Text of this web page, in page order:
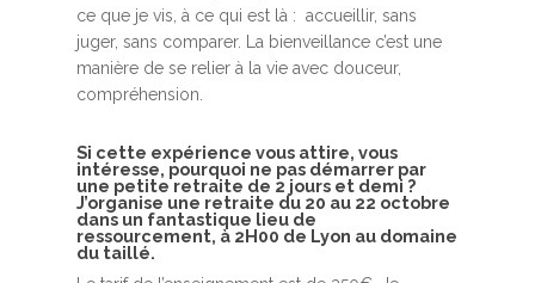
ce que je vis, à ce qui est là : accueillir, sans
juger, sans comparer. La bienveillance c’est une
manière de se relier à la vie avec douceur,
compréhension.
Si cette expérience vous attire, vous
intéresse, pourquoi ne pas démarrer par
une petite retraite de 2 jours et demi ?
J’organise une retraite du 20 au 22 octobre
dans un fantastique lieu de
ressourcement, à 2H00 de Lyon au domaine
du taillé.
Accueil